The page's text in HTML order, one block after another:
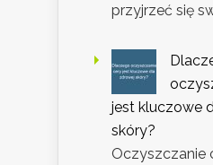
przyjrzeć się
jest kluczowe
skóry?
Oczyszczanie